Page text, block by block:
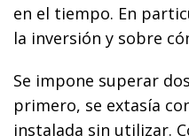
en el tiempo. En
la inversión y sobre
Se impone superar
primero, se extasía
instalada sin utilizar.